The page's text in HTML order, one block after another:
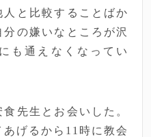
と比較することばか
の嫌いなところが沢
も通えなくなってい
先生とお会いした。
あげるから11時に教会